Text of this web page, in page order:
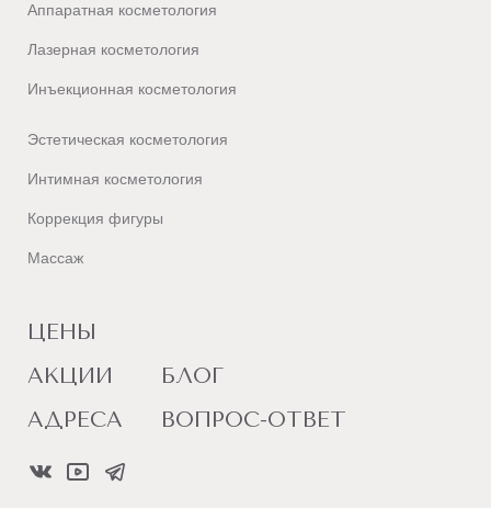
Аппаратная косметология
Лазерная косметология
Инъекционная косметология
Эстетическая косметология
Интимная косметология
Коррекция фигуры
Массаж
ЦЕНЫ
АКЦИИ
АДРЕСА
БЛОГ
ВОПРОС-ОТВЕТ